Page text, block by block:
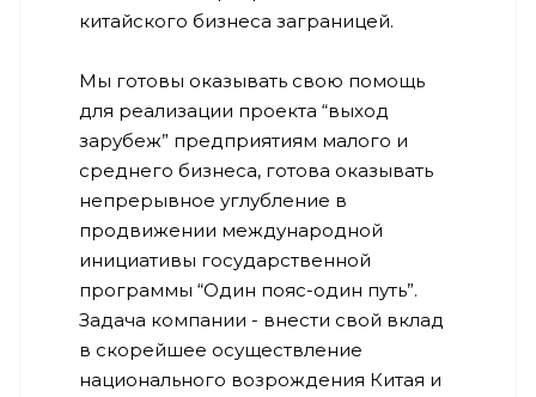
китайского бизнеса заграницей.
Мы готовы оказывать свою помощь
для реализации проекта “выход
зарубеж” предприятиям малого и
среднего бизнеса, готова оказывать
непрерывное углубление в
продвижении международной
инициативы государственной
программы “Один пояс-один путь”.
Задача компании - внести свой вклад
в скорейшее осуществление
национального возрождения Китая и